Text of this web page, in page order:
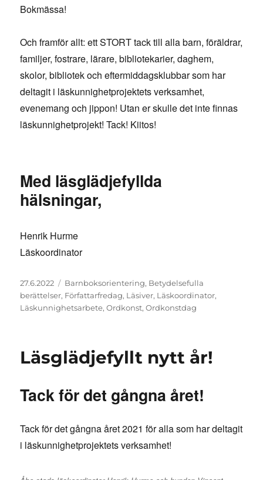
Bokmässa!
Och framför allt: ett STORT tack till alla barn, föräldrar,
familjer, fostrare, lärare, bibliotekarier, daghem,
skolor, bibliotek och eftermiddagsklubbar som har
deltagit i läskunnighetprojektets verksamhet,
evenemang och jippon! Utan er skulle det inte finnas
läskunnighetprojekt! Tack! Kiitos!
Med läsglädjefyllda
hälsningar,
Henrik Hurme
Läskoordinator
Posted
on
27.6.2022 Tags
Barnboksorientering, Betydelsefulla
berättelser, Författarfredag, Läsiver, Läskoordinator,
Läskunnighetsarbete,Ordkonst,Ordkonstdag
Läsglädjefyllt nytt år!
Tack för det gångna året!
Tack för det gångna året 2021 för alla som har deltagit
i läskunnighetprojektets verksamhet!